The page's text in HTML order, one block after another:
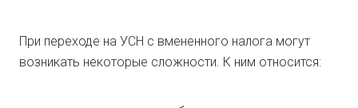
При переходе на УСН с вмененного налога могут
возникать некоторые сложности. К ним относится: